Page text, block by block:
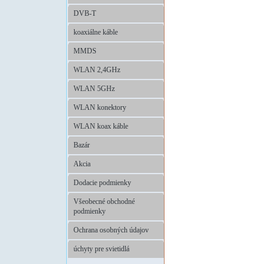
DVB-T
koaxiálne káble
MMDS
WLAN 2,4GHz
WLAN 5GHz
WLAN konektory
WLAN koax káble
Bazár
Akcia
Dodacie podmienky
Všeobecné obchodné
podmienky
Ochrana osobných údajov
úchyty pre svietidlá